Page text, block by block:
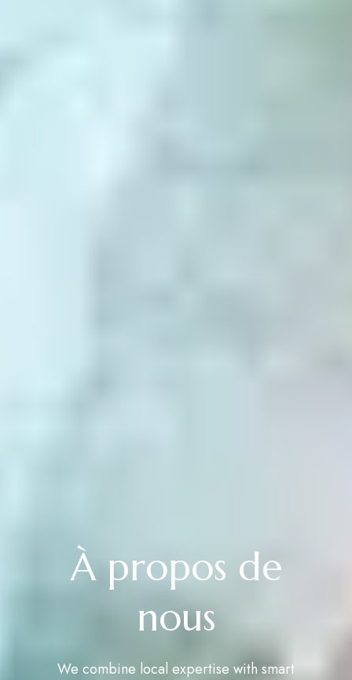
À propos de
nous
We combine local expertise with smart